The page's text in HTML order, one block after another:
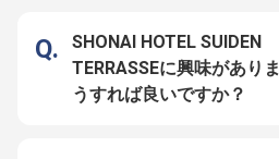
SHONAI HOTEL SUIDEN
TERRASSEに興味があり
うすれば良いですか？